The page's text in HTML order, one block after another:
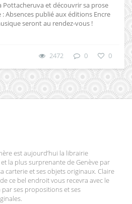
Pottacheruva et découvrir sa prose
Absences publié aux éditions Encre
seront au rendez-vous !
2472 0 0
est aujourd’hui la librairie
la plus surprenante de Genève par
carterie et ses objets originaux. Claire
ce bel endroit vous recevra avec le
ses propositions et ses